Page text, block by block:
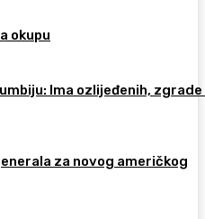
okupu
Ima ozlijeđenih, zgrade
za novog američkog